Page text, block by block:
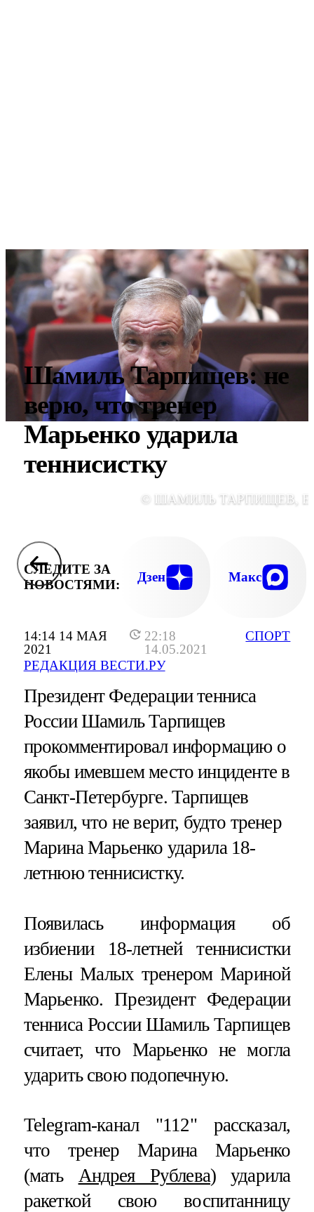
14:14 14 МАЯ
2021
22:18
14.05.2021
РЕДАКЦИЯ ВЕСТИ.РУ
СПОРТ
Шамиль Тарпищев: не
верю, что тренер
Марьенко ударила
теннисистку
© ШАМИЛЬ ТАРПИЩЕВ,
СЛЕДИТЕ ЗА
НОВОСТЯМИ:
Дзен Макс
Президент Федерации тенниса
России Шамиль Тарпищев
прокомментировал информацию о
якобы имевшем место инциденте в
Санкт-Петербурге. Тарпищев
заявил, что не верит, будто тренер
Марина Марьенко ударила 18-
летнюю теннисистку.
Появилась информация об
избиении 18-летней теннисистки
Елены Малых тренером Мариной
Марьенко. Президент Федерации
тенниса России Шамиль Тарпищев
считает, что Марьенко не могла
ударить свою подопечную.
Telegram-канал "112" рассказал,
что тренер Марина Марьенко
(мать Андрея Рублева) ударила
ракеткой свою воспитанницу